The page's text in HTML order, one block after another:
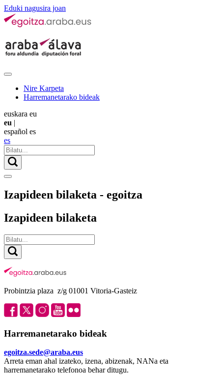
Eduki nagusira joan
Nire Karpeta
Harremanetarako bideak
euskara eu
eu |
español es
es
Izapideen bilaketa - egoitza
Izapideen bilaketa
Probintzia plaza z/g 01001 Vitoria-Gasteiz
Harremanetarako bideak
egoitza.sede@araba.eus
Arreta eman ahal izateko, izena, abizenak, NANa eta
harremanetarako telefonoa behar ditugu.